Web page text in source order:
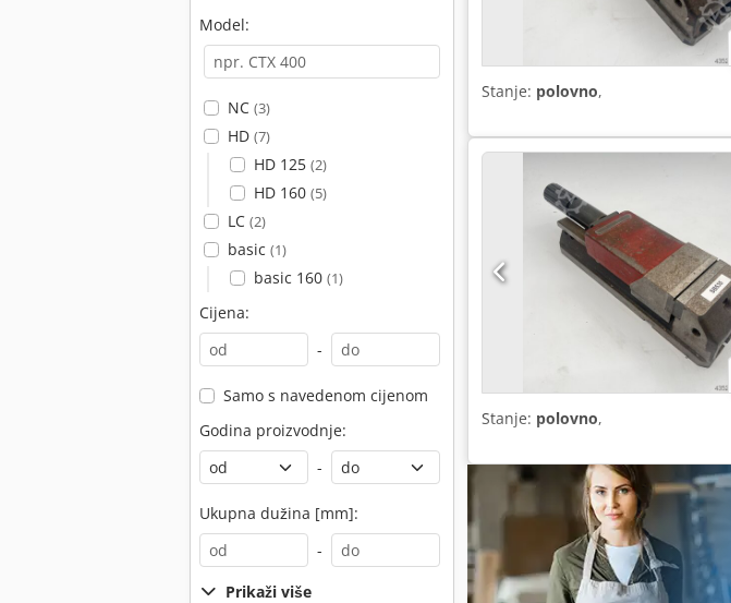
Model:
NC (3)
HD (7)
HD 125 (2)
HD 160 (5)
LC (2)
basic (1)
basic 160 (1)
Cijena:
-
Samo s navedenom cijenom
Godina proizvodnje:
-
Ukupna dužina [mm]:
-
Prikaži više
Stanje: polovno,
Stanje: polovno,